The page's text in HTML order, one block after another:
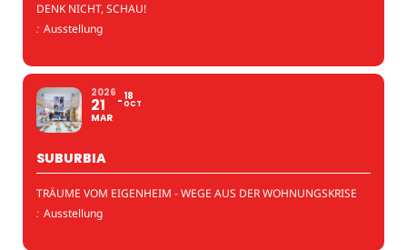
DENK NICHT, SCHAU!
: Ausstellung
2026
21
MAR
18
OCT
SUBURBIA
TRÄUME VOM EIGENHEIM - WEGE AUS DER WOHNUNGSKRISE
: Ausstellung